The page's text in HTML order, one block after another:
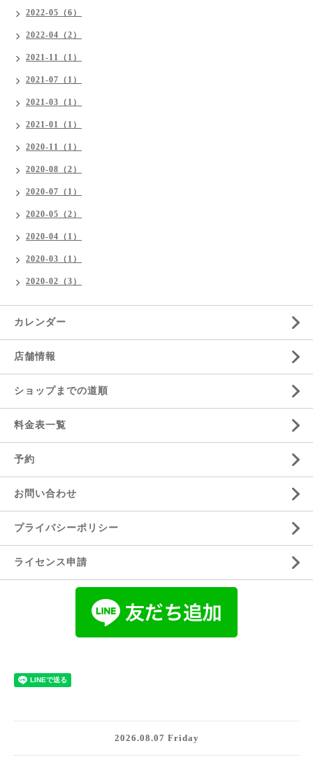
2022-05（6）
2022-04（2）
2021-11（1）
2021-07（1）
2021-03（1）
2021-01（1）
2020-11（1）
2020-08（2）
2020-07（1）
2020-05（2）
2020-04（1）
2020-03（1）
2020-02（3）
カレンダー
店舗情報
ショップまでの道順
料金表一覧
予約
お問い合わせ
プライバシーポリシー
ライセンス申請
2026.08.07 Friday